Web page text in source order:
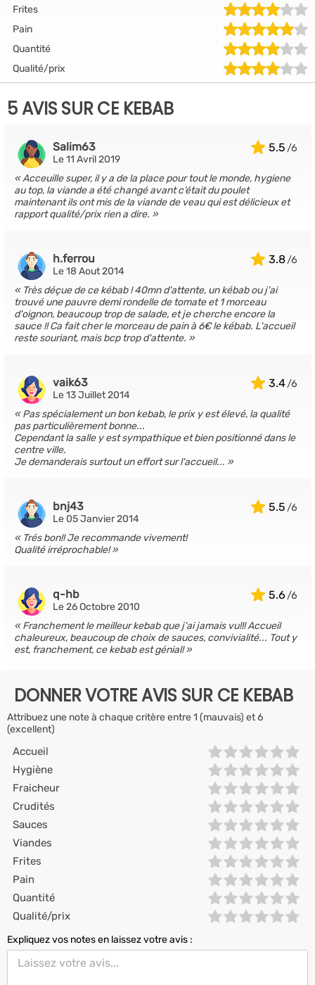
Frites
Pain
Quantité
Qualité/prix
5 AVIS SUR CE KEBAB
5.5
Salim63
Le 11 Avril 2019
Acceuille super, il y a de la place pour tout le monde, hygiene
au top, la viande a été changé avant c’était du poulet
maintenant ils ont mis de la viande de veau qui est délicieux et
rapport qualité/prix rien a dire.
3.8
h.ferrou
Le 18 Aout 2014
Très déçue de ce kébab ! 40mn d'attente, un kébab ou j'ai
trouvé une pauvre demi rondelle de tomate et 1 morceau
d'oignon, beaucoup trop de salade, et je cherche encore la
sauce !! Ca fait cher le morceau de pain à 6€ le kébab. L'accueil
reste souriant, mais bcp trop d'attente.
3.4
vaik63
Le 13 Juillet 2014
Pas spécialement un bon kebab, le prix y est élevé, la qualité
pas particulièrement bonne...
Cependant la salle y est sympathique et bien positionné dans le
centre ville.
Je demanderais surtout un effort sur l'accueil...
5.5
bnj43
Le 05 Janvier 2014
Trés bon!! Je recommande vivement!
Qualité irréprochable!
5.6
q-hb
Le 26 Octobre 2010
Franchement le meilleur kebab que j'ai jamais vu!!! Accueil
chaleureux, beaucoup de choix de sauces, convivialité... Tout y
est, franchement, ce kebab est génial!
DONNER VOTRE AVIS SUR CE KEBAB
Attribuez une note à chaque critère entre 1 (mauvais) et 6
(excellent)
Accueil
Hygiène
Fraicheur
Crudités
Sauces
Viandes
Frites
Pain
Quantité
Qualité/prix
Expliquez vos notes en laissez votre avis :